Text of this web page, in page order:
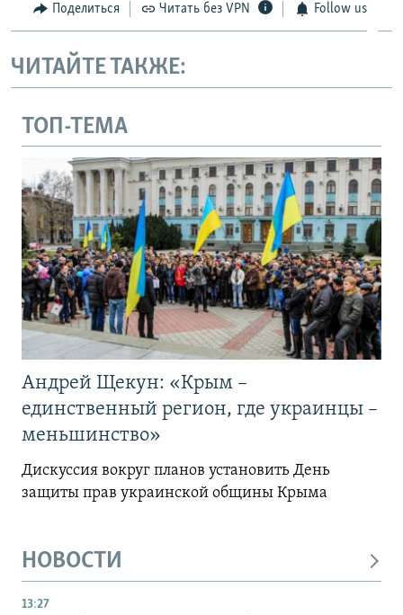
Поделиться Читать без VPN Follow us
ЧИТАЙТЕ ТАКЖЕ:
ТОП-ТЕМА
Андрей Щекун: «Крым –
единственный регион, где украинцы –
меньшинство»
Дискуссия вокруг планов установить День
защиты прав украинской общины Крыма
НОВОСТИ
13:27